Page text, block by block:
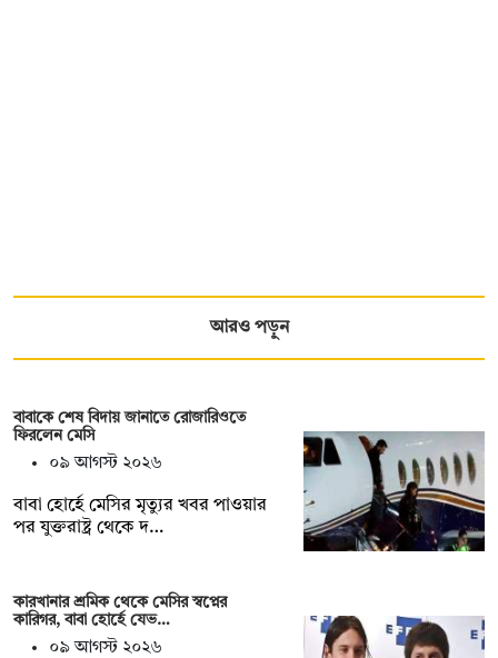
আরও পড়ুন
বাবাকে শেষ বিদায় জানাতে রোজারিওতে
ফিরলেন মেসি
০৯ আগস্ট ২০২৬
বাবা হোর্হে মেসির মৃত্যুর খবর পাওয়ার
পর যুক্তরাষ্ট্র থেকে দ…
কারখানার শ্রমিক থেকে মেসির স্বপ্নের
কারিগর, বাবা হোর্হে যেভ…
০৯ আগস্ট ২০২৬